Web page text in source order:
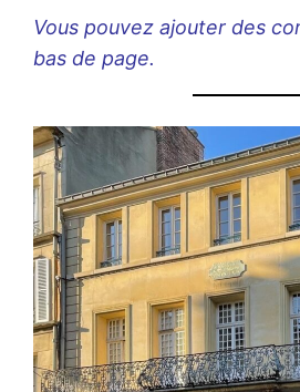
Vous pouvez ajouter des
bas de page.